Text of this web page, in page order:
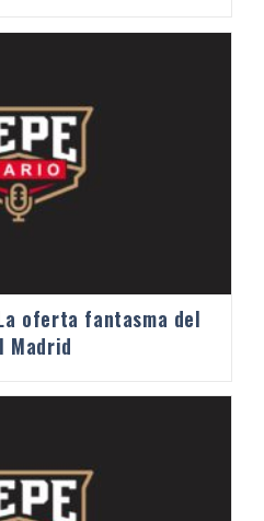
oferta fantasma del
Madrid